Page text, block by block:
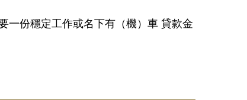
一份穩定工作或名下有（機）車 貸款金